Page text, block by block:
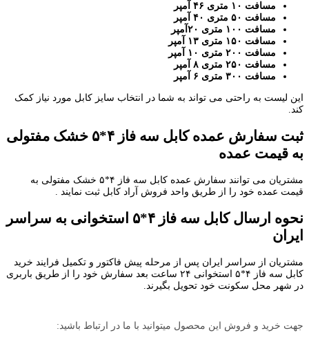
مسافت ۱۰ متری ۴۶ آمپر
مسافت ۵۰ متری ۴۰ آمپر
مسافت ۱۰۰ متری ۲۰آمپر
مسافت ۱۵۰ متری ۱۳ آمپر
مسافت ۲۰۰ متری ۱۰ آمپر
مسافت ۲۵۰ متری ۸ آمپر
مسافت ۳۰۰ متری ۶ آمپر
این لیست به راحتی می تواند به شما در انتخاب سایز کابل مورد نیاز کمک
کند.
ثبت سفارش عمده کابل سه فاز ۴*۵ خشک مفتولی
به قیمت عمده
مشتریان می توانند سفارش عمده کابل سه فاز ۴*۵ خشک مفتولی به
قیمت عمده خود را از طریق واحد فروش آراد کابل ثبت نمایند .
نحوه ارسال کابل سه فاز ۴*۵ استخوانی به سراسر
ایران
مشتریان از سراسر ایران پس از مرحله پیش فاکتور و تکمیل فرایند خرید
کابل سه فاز ۴*۵ استخوانی ۲۴ ساعت بعد سفارش خود را از طریق باربری
در شهر محل سکونت خود تحویل بگیرند.
جهت خرید و فروش این محصول میتوانید با ما در ارتباط باشید: